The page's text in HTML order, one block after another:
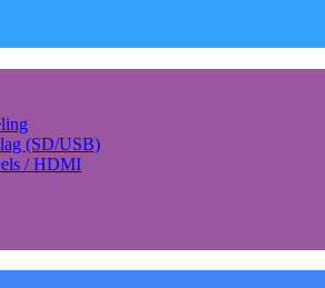
(SD/USB)
/ HDMI